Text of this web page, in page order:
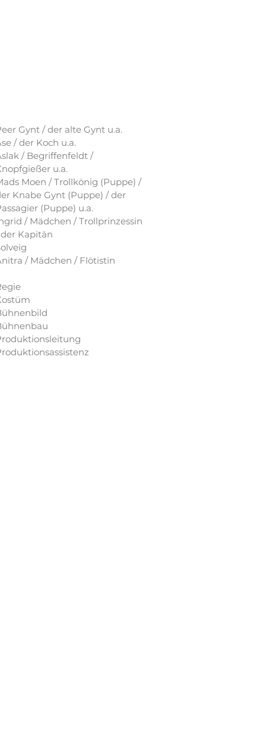
Gynt / der alte Gynt u.a.
/ der Koch u.a.
/ Begriffenfeldt /
u.a.
Moen / Trollkönig (Puppe) /
Knabe Gynt (Puppe) / der
(Puppe) u.a.
/ Mädchen / Trollprinzessin
Kapitän
/ Mädchen / Flötistin